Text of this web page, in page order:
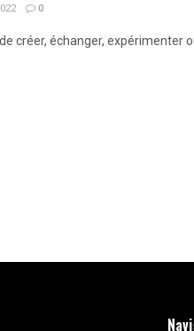
0
créer, échanger, expérimenter